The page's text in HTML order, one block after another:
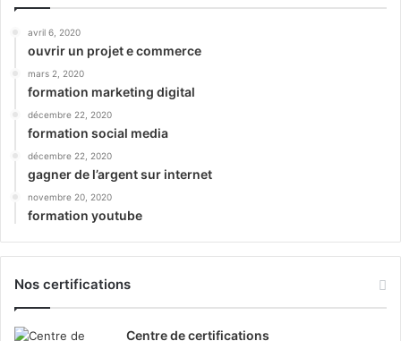
avril 6, 2020
ouvrir un projet e commerce
mars 2, 2020
formation marketing digital
décembre 22, 2020
formation social media
décembre 22, 2020
gagner de l’argent sur internet
novembre 20, 2020
formation youtube
Nos certifications
Centre de certifications